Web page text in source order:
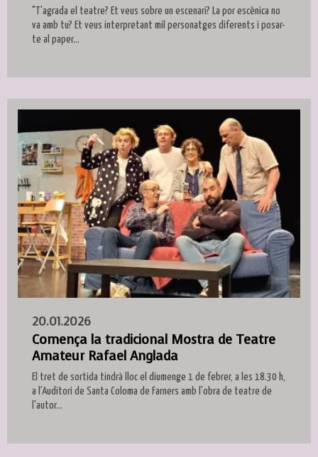
"T'agrada el teatre? Et veus sobre un escenari? La por escènica no
va amb tu? Et veus interpretant mil personatges diferents i posar-
te al paper...
20.01.2026
Comença la tradicional Mostra de Teatre
Amateur Rafael Anglada
El tret de sortida tindrà lloc el diumenge 1 de febrer, a les 18.30 h,
a l'Auditori de Santa Coloma de Farners amb l'obra de teatre de
l'autor...